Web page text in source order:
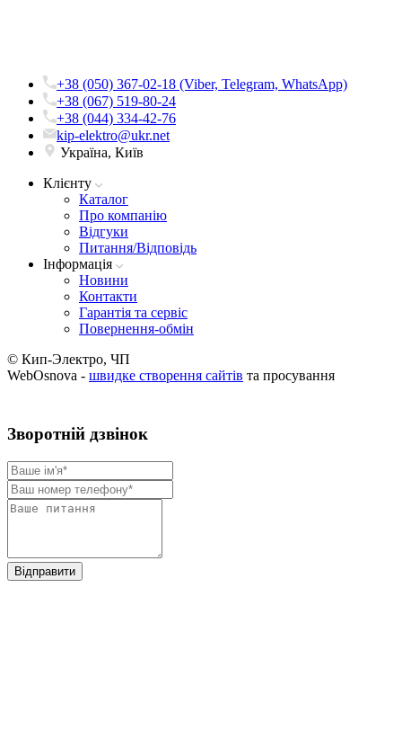
+38 (050) 367-02-18 (Viber, Telegram, WhatsApp)
+38 (067) 519-80-24
+38 (044) 334-42-76
kip-elektro@ukr.net
Україна, Київ
Клієнту
Каталог
Про компанію
Вiдгуки
Питання/Відповідь
Iнформацiя
Новини
Контакти
Гарантія та сервіс
Повернення-обмін
© Кип-Электро, ЧП
WebOsnova - швидке створення сайтів та просування
Зворотнiй дзвiнок